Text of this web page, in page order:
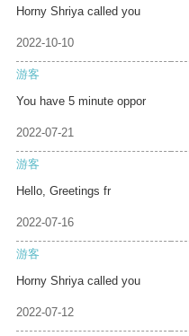
Horny Shriya called you
2022-10-10
游客
You have 5 minute oppor
2022-07-21
游客
Hello, Greetings fr
2022-07-16
游客
Horny Shriya called you
2022-07-12